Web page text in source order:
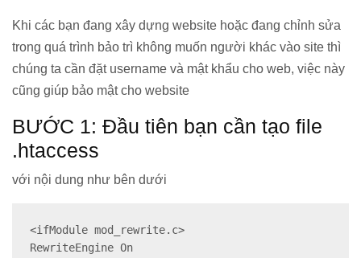
Khi các bạn đang xây dựng website hoặc đang chỉnh sửa
trong quá trình bảo trì không muốn người khác vào site thì
chúng ta cần đặt username và mật khẩu cho web, việc này
cũng giúp bảo mật cho website
BƯỚC 1: Đầu tiên bạn cần tạo file
.htaccess
với nội dung như bên dưới
<ifModule mod_rewrite.c>
RewriteEngine On